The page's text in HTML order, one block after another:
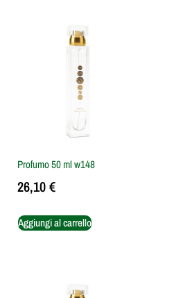
Profumo 50 ml w148
26,10€
Aggiungi al carrello